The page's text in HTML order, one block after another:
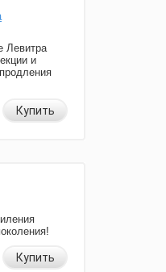
Левитра
и
Купить
Купить